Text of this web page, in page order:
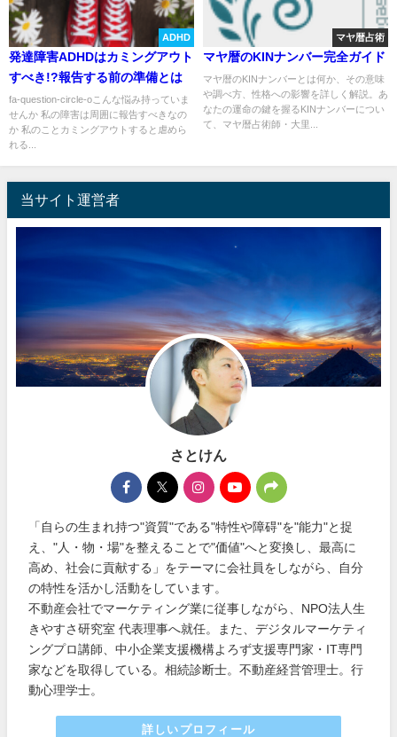
ADHD
発達障害ADHDはカミングアウト
すべき!?報告する前の準備とは
fa-question-circle-oこんな悩み持っていま
せんか 私の障害は周囲に報告すべきなの
か 私のことカミングアウトすると虐めら
れる...
マヤ暦占術
マヤ暦のKINナンバー完全ガイド
マヤ暦のKINナンバーとは何か、その意味
や調べ方、性格への影響を詳しく解説。あ
なたの運命の鍵を握るKINナンバーについ
て、マヤ暦占術師・大里...
当サイト運営者
さとけん
「自らの生まれ持つ"資質"である"特性や障碍"を"能力"と捉
え、"人・物・場"を整えることで"価値"へと変換し、最高に
高め、社会に貢献する」をテーマに会社員をしながら、自分
の特性を活かし活動をしています。
不動産会社でマーケティング業に従事しながら、NPO法人生
きやすさ研究室 代表理事へ就任。また、デジタルマーケティ
ングプロ講師、中小企業支援機構よろず支援専門家・IT専門
家などを取得している。相続診断士。不動産経営管理士。行
動心理学士。
詳しいプロフィール